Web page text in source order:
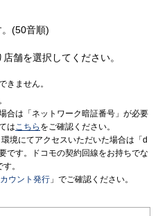
(50音順)
舗を選択してください。
きません。
合は「ネットワーク暗証番号」が必要
はこちら をご確認ください。
境にてアクセスいただいた場合は「d
です。ドコモの契約回線をお持ちでな
。
ウント発行 」でご確認ください。